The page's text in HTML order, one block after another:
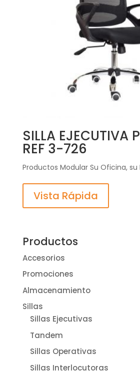
SILLA EJECUTIVA
REF 3-726
Productos Modular Su Oficina, su
Vista Rápida
Productos
Accesorios
Promociones
Almacenamiento
Sillas
Sillas Ejecutivas
Tandem
Sillas Operativas
Sillas Interlocutoras